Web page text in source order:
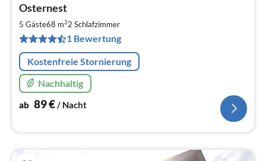
Osternest
5 Gäste68 m22 Schlafzimmer
1 Bewertung
Kostenfreie Stornierung
Nachhaltig
ab 89€/ Nacht